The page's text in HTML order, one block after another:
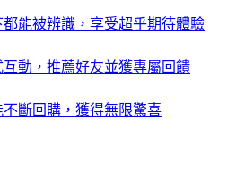
能被辨識，享受超乎期待體驗
動，推薦好友並獲專屬回饋
斷回購，獲得無限驚喜